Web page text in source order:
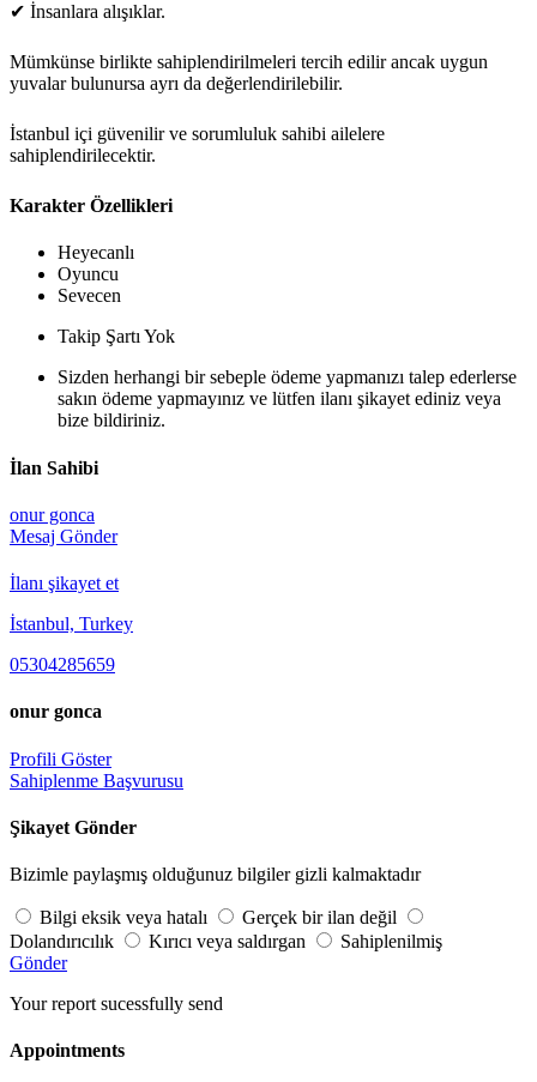
✔ İnsanlara alışıklar.
Mümkünse birlikte sahiplendirilmeleri tercih edilir ancak uygun
yuvalar bulunursa ayrı da değerlendirilebilir.
İstanbul içi güvenilir ve sorumluluk sahibi ailelere
sahiplendirilecektir.
Karakter Özellikleri
Heyecanlı
Oyuncu
Sevecen
Takip Şartı Yok
Sizden herhangi bir sebeple ödeme yapmanızı talep ederlerse
sakın ödeme yapmayınız ve lütfen ilanı şikayet ediniz veya
bize bildiriniz.
İlan Sahibi
onur gonca
Mesaj Gönder
İlanı şikayet et
İstanbul, Turkey
05304285659
onur gonca
Profili Göster
Sahiplenme Başvurusu
Şikayet Gönder
Bizimle paylaşmış olduğunuz bilgiler gizli kalmaktadır
Bilgi eksik veya hatalı
Gerçek bir ilan değil
Dolandırıcılık
Kırıcı veya saldırgan
Sahiplenilmiş
Gönder
Your report sucessfully send
Appointments